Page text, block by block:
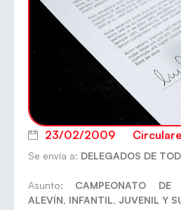
23/02/2009
Se envía a: DELEGADOS DE
Asunto: CAMPEONATO DE
ALEVÍN, INFANTIL, JUVENIL Y